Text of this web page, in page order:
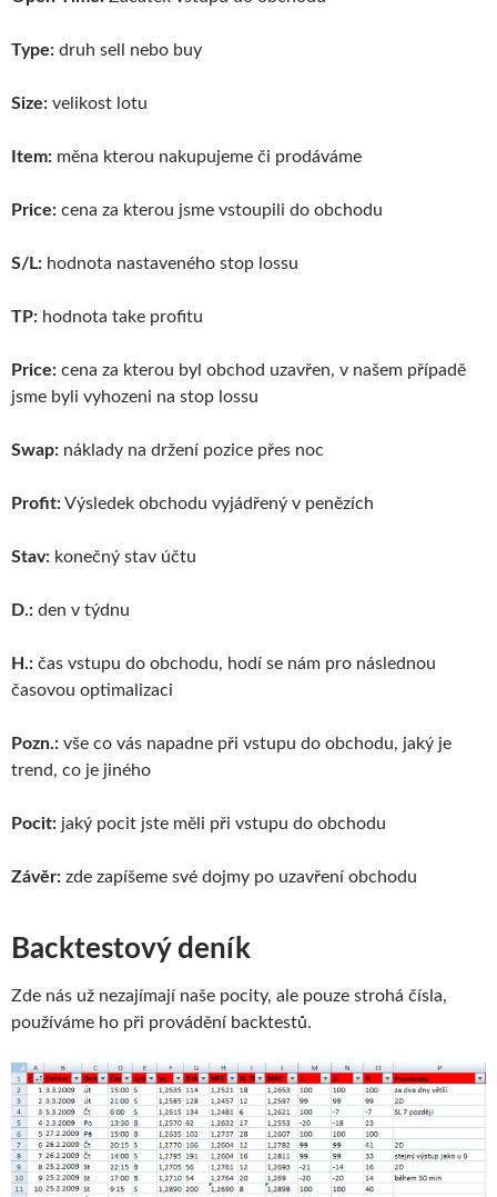
Type: druh sell nebo buy
Size: velikost lotu
Item: měna kterou nakupujeme či prodáváme
Price: cena za kterou jsme vstoupili do obchodu
S/L: hodnota nastaveného stop lossu
TP: hodnota take profitu
Price: cena za kterou byl obchod uzavřen, v našem případě
jsme byli vyhozeni na stop lossu
Swap: náklady na držení pozice přes noc
Profit:Výsledek obchodu vyjádřený v penězích
Stav: konečný stav účtu
D.: den v týdnu
H.: čas vstupu do obchodu, hodí se nám pro následnou
časovou optimalizaci
Pozn.: vše co vás napadne při vstupu do obchodu, jaký je
trend, co je jiného
Pocit: jaký pocit jste měli při vstupu do obchodu
Závěr: zde zapíšeme své dojmy po uzavření obchodu
Backtestový deník
Zde nás už nezajímají naše pocity, ale pouze strohá čísla,
používáme ho při provádění backtestů.